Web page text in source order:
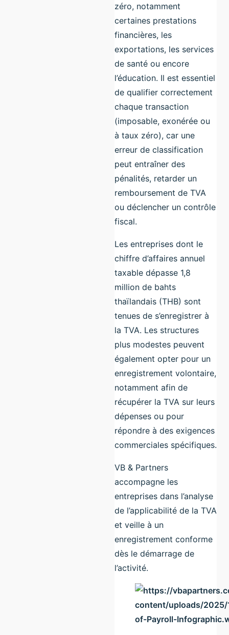
zéro, notamment
certaines prestations
financières, les
exportations, les services
de santé ou encore
l’éducation. Il est essentiel
de qualifier correctement
chaque transaction
(imposable, exonérée ou
à taux zéro), car une
erreur de classification
peut entraîner des
pénalités, retarder un
remboursement de TVA
ou déclencher un contrôle
fiscal.
Les entreprises dont le
chiffre d’affaires annuel
taxable dépasse 1,8
million de bahts
thaïlandais (THB) sont
tenues de s’enregistrer à
la TVA. Les structures
plus modestes peuvent
également opter pour un
enregistrement volontaire,
notamment afin de
récupérer la TVA sur leurs
dépenses ou pour
répondre à des exigences
commerciales spécifiques.
VB & Partners
accompagne les
entreprises dans l’analyse
de l’applicabilité de la TVA
et veille à un
enregistrement conforme
dès le démarrage de
l’activité.